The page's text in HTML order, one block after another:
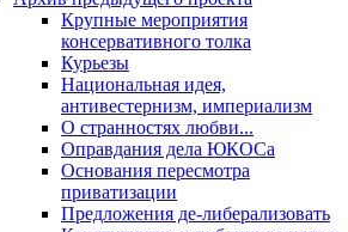
Крупные мероприятия
консервативного толка
Курьезы
Национальная идея,
антивестернизм, империализм
О странностях любви...
Оправдания дела ЮКОСа
Основания пересмотра
приватизации
Предложения де-либерализовать